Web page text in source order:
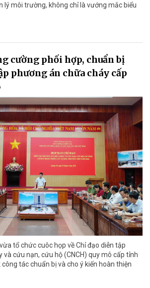
lý môi trường, không chỉ là vướng mắc biểu
cường phối hợp, chuẩn bị
phương án chữa cháy cấp
tổ chức cuôc họp về Chỉ đạo diễn tập
cứu nạn, cứu hộ (CNCH) quy mô cấp tỉnh
tác chuẩn bị và cho ý kiến hoàn thiện